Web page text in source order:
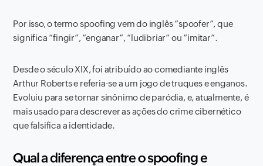
Por isso, o termo spoofing vem do inglês “spoofer”, que
significa “fingir”, “enganar”, “ludibriar” ou “imitar”.
Desde o século XIX, foi atribuído ao comediante inglês
Arthur Roberts e referia-se a um jogo de truques e enganos.
Evoluiu para se tornar sinônimo de paródia, e, atualmente, é
mais usado para descrever as ações do crime cibernético
que falsifica a identidade.
Qual a diferença entre o spoofing e